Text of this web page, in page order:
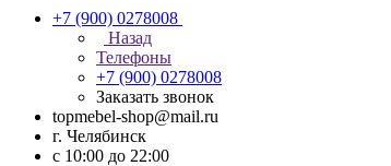
+7 (900) 0278008
Назад
Телефоны
+7 (900) 0278008
Заказать звонок
topmebel-shop@mail.ru
г. Челябинск
с 10:00 до 22:00